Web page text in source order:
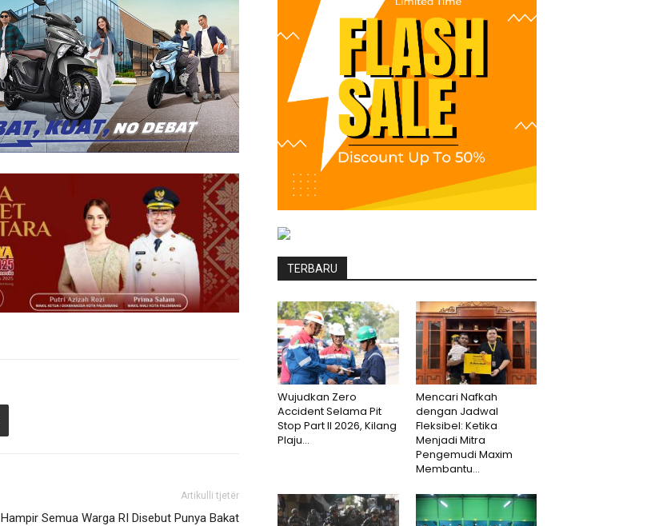
Artikulli tjetër
Hampir Semua Warga RI Disebut Punya Bakat
TERBARU
Wujudkan Zero
Accident Selama Pit
Stop Part II 2026, Kilang
Plaju...
Mencari Nafkah
dengan Jadwal
Fleksibel: Ketika
Menjadi Mitra
Pengemudi Maxim
Membantu...